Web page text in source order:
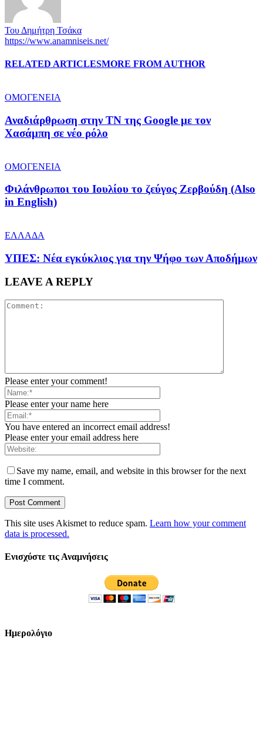
Του Δημήτρη Τσάκα
https://www.anamniseis.net/
RELATED ARTICLESMORE FROM AUTHOR
ΟΜΟΓΕΝΕΙΑ
Αναδιάρθρωση στην ΤΝ της Google με τον
Χασάμπη σε νέο ρόλο
ΟΜΟΓΕΝΕΙΑ
Φιλάνθρωποι του Ιουλίου το ζεύγος Ζερβούδη (Also
in English)
ΕΛΛΑΔΑ
ΥΠΕΣ: Νέα εγκύκλιος για την Ψήφο των Αποδήμων
LEAVE A REPLY
Please enter your comment!
Please enter your name here
You have entered an incorrect email address!
Please enter your email address here
Save my name, email, and website in this browser for the next
time I comment.
This site uses Akismet to reduce spam. Learn how your comment
data is processed.
Ενισχύστε τις Αναμνήσεις
Ημερολόγιο